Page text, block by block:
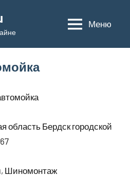
Меню
область Бердск городской
Шиномонтаж